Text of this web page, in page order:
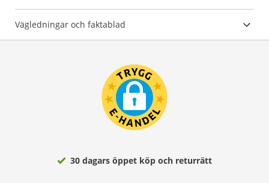
Vägledningar och faktablad
30 dagars öppet köp och returrätt